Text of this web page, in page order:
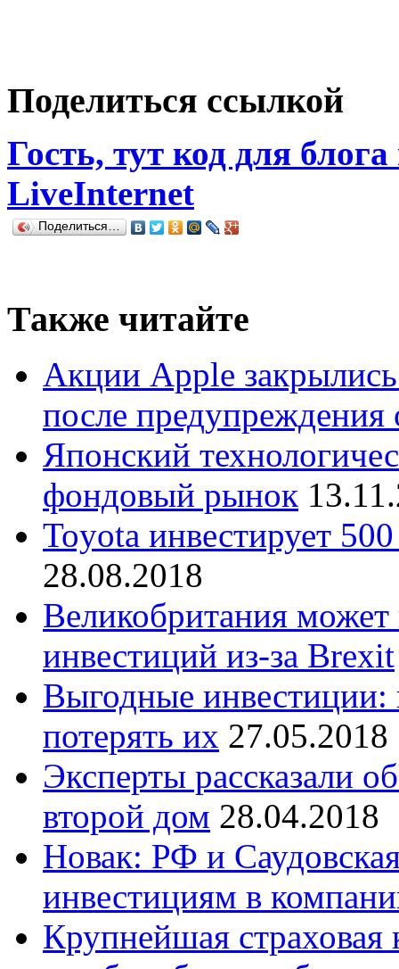
Поделиться ссылкой
Гость, тут код для
LiveInternet
Поделиться…
Также читайте
Акции Apple
после
Японский
фондовый рынок
Toyota инвестирует
28.08.2018
Великобритания
инвестиций из-за Brexit
Выгодные инвестиции:
потерять их 27.05.2018
Эксперты рассказали
второй дом 28.04.2018
Новак: РФ и
инвестициям в
Крупнейшая страховая